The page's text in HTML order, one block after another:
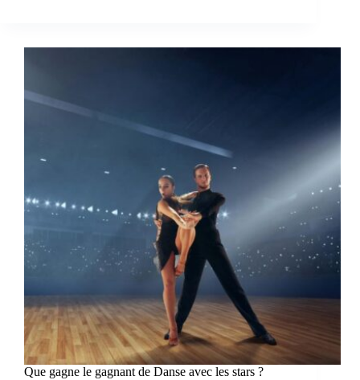
Que gagne le gagnant de Danse avec les stars ?